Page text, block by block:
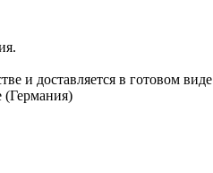
и доставляется в готовом виде
(Германия)